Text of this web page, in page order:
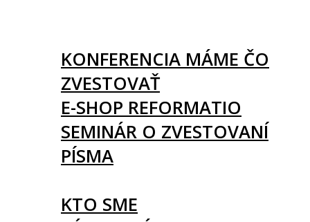
KONFERENCIA MÁME ČO
ZVESTOVAŤ
E-SHOP REFORMATIO
SEMINÁR O ZVESTOVANÍ
PÍSMA
KTO SME